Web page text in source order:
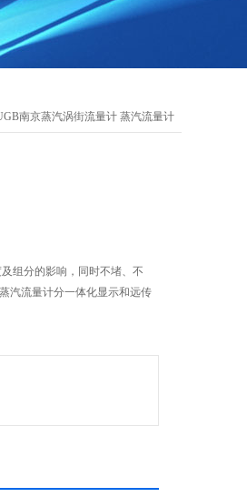
南京蒸汽涡街流量计 蒸汽流量计
组分的影响，同时不堵、不
汽流量计分一体化显示和远传